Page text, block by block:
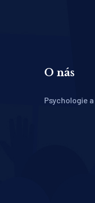
O nás
Psychologie